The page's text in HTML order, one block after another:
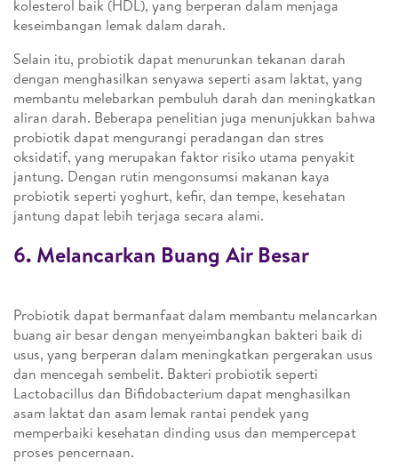
kolesterol baik (HDL), yang berperan dalam menjaga
keseimbangan lemak dalam darah.
Selain itu, probiotik dapat menurunkan tekanan darah
dengan menghasilkan senyawa seperti asam laktat, yang
membantu melebarkan pembuluh darah dan meningkatkan
aliran darah. Beberapa penelitian juga menunjukkan bahwa
probiotik dapat mengurangi peradangan dan stres
oksidatif, yang merupakan faktor risiko utama penyakit
jantung. Dengan rutin mengonsumsi makanan kaya
probiotik seperti yoghurt, kefir, dan tempe, kesehatan
jantung dapat lebih terjaga secara alami.
6. Melancarkan Buang Air Besar
Probiotik dapat bermanfaat dalam membantu melancarkan
buang air besar dengan menyeimbangkan bakteri baik di
usus, yang berperan dalam meningkatkan pergerakan usus
dan mencegah sembelit. Bakteri probiotik seperti
Lactobacillus dan Bifidobacterium dapat menghasilkan
asam laktat dan asam lemak rantai pendek yang
memperbaiki kesehatan dinding usus dan mempercepat
proses pencernaan.